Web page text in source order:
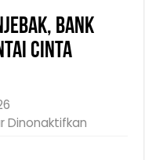
Bank
Cinta
Dinonaktifkan